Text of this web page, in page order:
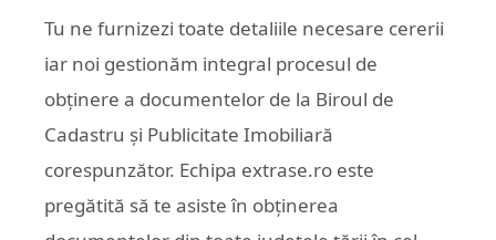
Tu ne furnizezi toate detaliile necesare cererii
iar noi gestionăm integral procesul de
obținere a documentelor de la Biroul de
Cadastru și Publicitate Imobiliară
corespunzător. Echipa extrase.ro este
pregătită să te asiste în obținerea